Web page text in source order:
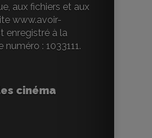
aux fichiers et aux
www.avoir-
enregistré à la
numéro : 1033111.
cinéma